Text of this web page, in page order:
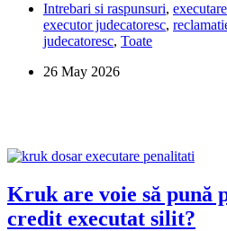
dacă
o
mașină
sub
Intrebari si raspunsuri,
executor judecatoresc,
judecatoresc, Toate
26 May 2026
Kruk are voie să pună
credit executat silit?